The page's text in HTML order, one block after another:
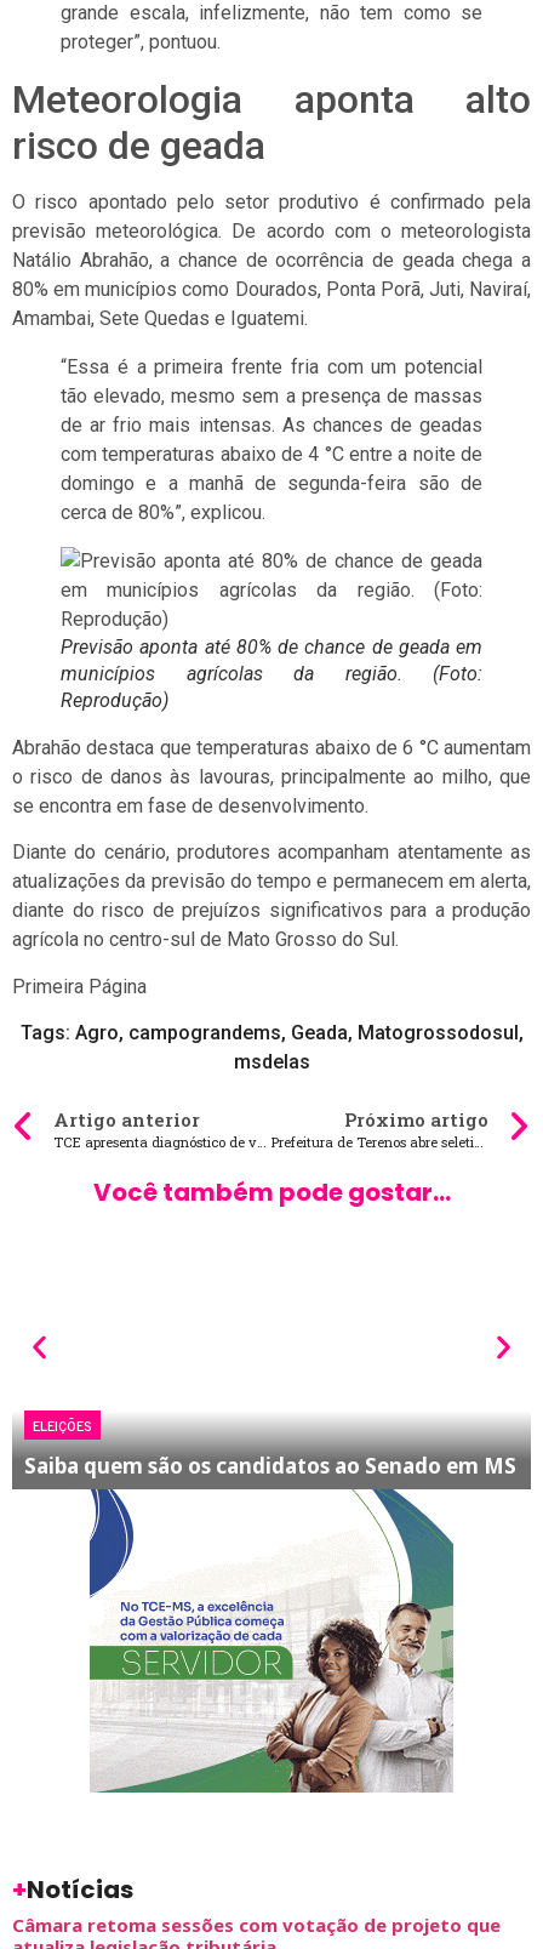
grande escala, infelizmente, não tem como se
proteger”, pontuou.
Meteorologia aponta alto
risco de geada
O risco apontado pelo setor produtivo é confirmado pela
previsão meteorológica. De acordo com o meteorologista
Natálio Abrahão, a chance de ocorrência de geada chega a
80% em municípios como Dourados, Ponta Porã, Juti, Naviraí,
Amambai, Sete Quedas e Iguatemi.
“Essa é a primeira frente fria com um potencial
tão elevado, mesmo sem a presença de massas
de ar frio mais intensas. As chances de geadas
com temperaturas abaixo de 4 °C entre a noite de
domingo e a manhã de segunda-feira são de
cerca de 80%”, explicou.
Previsão aponta até 80% de chance de geada em
municípios agrícolas da região. (Foto:
Reprodução)
Abrahão destaca que temperaturas abaixo de 6 °C aumentam
o risco de danos às lavouras, principalmente ao milho, que
se encontra em fase de desenvolvimento.
Diante do cenário, produtores acompanham atentamente as
atualizações da previsão do tempo e permanecem em alerta,
diante do risco de prejuízos significativos para a produção
agrícola no centro-sul de Mato Grosso do Sul.
Primeira Página
Tags: Agro, campograndems, Geada, Matogrossodosul ,
msdelas
Artigo anterior Próximo artigo
Você também pode gostar...
ELEIÇÕES
Saiba quem são os candidatos ao Senado em MS
+Notícias
Câmara retoma sessões com votação de projeto que